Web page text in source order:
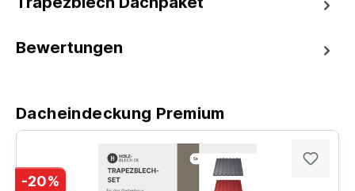
Bewertungen
Dacheindeckung Premium
-20%